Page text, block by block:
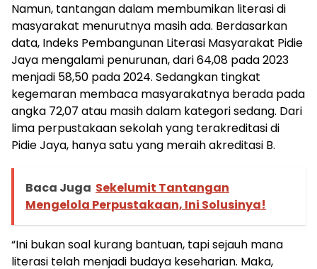
Namun, tantangan dalam membumikan literasi di
masyarakat menurutnya masih ada. Berdasarkan
data, Indeks Pembangunan Literasi Masyarakat Pidie
Jaya mengalami penurunan, dari 64,08 pada 2023
menjadi 58,50 pada 2024. Sedangkan tingkat
kegemaran membaca masyarakatnya berada pada
angka 72,07 atau masih dalam kategori sedang. Dari
lima perpustakaan sekolah yang terakreditasi di
Pidie Jaya, hanya satu yang meraih akreditasi B.
Baca Juga Sekelumit Tantangan
Mengelola Perpustakaan, Ini Solusinya!
“Ini bukan soal kurang bantuan, tapi sejauh mana
literasi telah menjadi budaya keseharian. Maka,